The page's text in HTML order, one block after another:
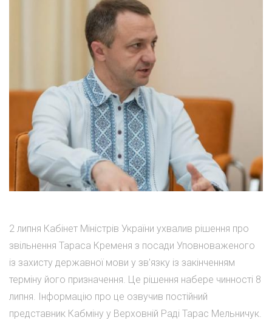
2 липня Кабінет Міністрів України ухвалив рішення про
звільнення Тараса Кременя з посади Уповноваженого
із захисту державної мови у зв'язку із закінченням
терміну його призначення. Це рішення набере чинності 8
липня. Інформацію про це озвучив постійний
представник Кабміну у Верховній Раді Тарас Мельничук.